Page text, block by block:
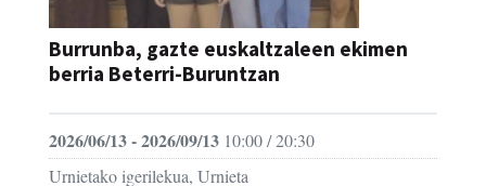
Burrunba, gazte euskaltzaleen ekimen
berria Beterri-Buruntzan
2026/06/13 - 2026/09/13 10:00 / 20:30
Urnietako igerilekua, Urnieta